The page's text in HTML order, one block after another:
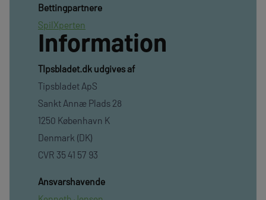
Bettingpartnere
SpilXperten
Information
TIpsbladet.dk udgives af
Tipsbladet ApS
Sankt Annæ Plads 28
1250 København K
Denmark (DK)
CVR 35 41 57 93
Ansvarshavende